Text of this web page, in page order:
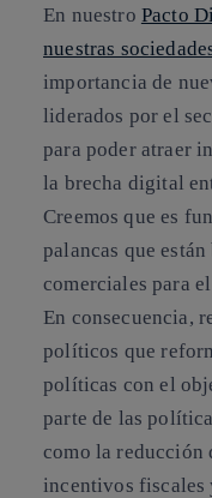
En nuestro Pacto
nuestras
importancia de
liderados por el
para poder atraer
la brecha digital
Creemos que es
palancas que
comerciales para
En consecuencia,
políticos que
políticas con el
parte de las
como la reducción
incentivos